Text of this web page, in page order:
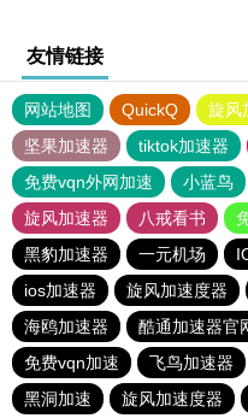
友情链接
网站地图 QuickQ 旋风
坚果加速器
tiktok加速器
免费vqn外网加速
小蓝鸟
旋风加速器
八戒看书
黑豹加速器
一元机场
ios加速器
旋风加速度器
海鸥加速器
酷通加速器官
免费vqn加速
飞鸟加速器
黑洞加速
旋风加速度器